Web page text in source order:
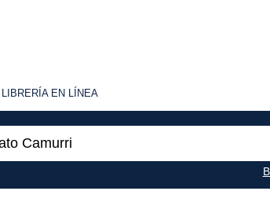
LIBRERÍA
LÍNEA
LIBRERÍA EN LÍNEA